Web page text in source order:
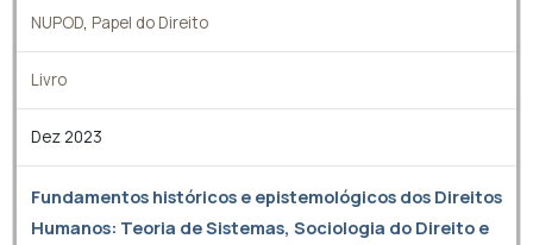
NUPOD, Papel do Direito
Livro
Dez 2023
Fundamentos históricos e epistemológicos dos Direitos
Humanos: Teoria de Sistemas, Sociologia do Direito e